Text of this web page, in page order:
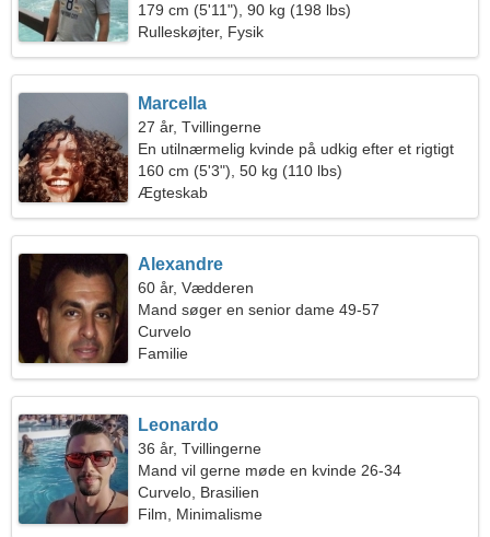
179 cm (5'11"), 90 kg (198 lbs)
Rulleskøjter, Fysik
Marcella
27 år, Tvillingerne
En utilnærmelig kvinde på udkig efter et rigtigt
forhold
160 cm (5'3"), 50 kg (110 lbs)
Ægteskab
Alexandre
60 år, Vædderen
Mand søger en senior dame 49-57
Curvelo
Familie
Leonardo
36 år, Tvillingerne
Mand vil gerne møde en kvinde 26-34
Curvelo, Brasilien
Film, Minimalisme